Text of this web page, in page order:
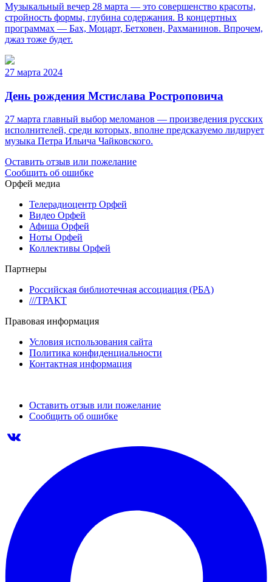
Музыкальный вечер 28 марта — это совершенство красоты,
стройность формы, глубина содержания. В концертных
программах — Бах, Моцарт, Бетховен, Рахманинов. Впрочем,
джаз тоже будет.
27 марта 2024
День рождения Мстислава Ростроповича
27 марта главный выбор меломанов — произведения русских
исполнителей, среди которых, вполне предсказуемо лидирует
музыка Петра Ильича Чайковского.
Оставить отзыв или пожелание
Сообщить об ошибке
Орфей медиа
Телерадиоцентр Орфей
Видео Орфей
Афиша Орфей
Ноты Орфей
Коллективы Орфей
Партнеры
Российская библиотечная ассоциация (РБА)
///ТРАКТ
Правовая информация
Условия использования сайта
Политика конфиденциальности
Контактная информация
Оставить отзыв или пожелание
Сообщить об ошибке